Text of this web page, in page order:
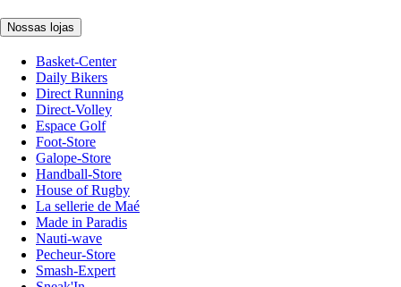
Nossas lojas
Basket-Center
Daily Bikers
Direct Running
Direct-Volley
Espace Golf
Foot-Store
Galope-Store
Handball-Store
House of Rugby
La sellerie de Maé
Made in Paradis
Nauti-wave
Pecheur-Store
Smash-Expert